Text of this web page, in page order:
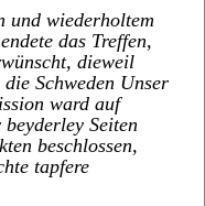
und wiederholtem
das Treffen,
dieweil
Schweden Unser
ward auf
Seiten
beschlossen,
tapfere